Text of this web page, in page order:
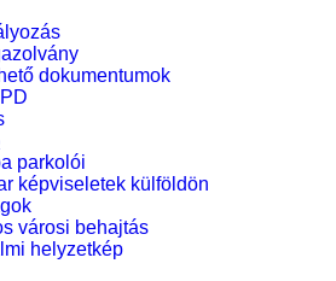
dokumentumok
parkolói
képviseletek külföldön
városi behajtás
helyzetkép